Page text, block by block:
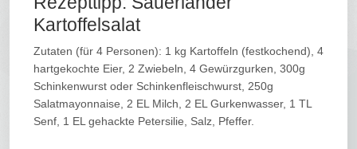
Kartoffelsalat
Zutaten (für 4 Personen): 1 kg Kartoffeln (festkochend), 4
hartgekochte Eier, 2 Zwiebeln, 4 Gewürzgurken, 300g
Schinkenwurst oder Schinkenfleischwurst, 250g
Salatmayonnaise, 2 EL Milch, 2 EL Gurkenwasser, 1 TL
Senf, 1 EL gehackte Petersilie, Salz, Pfeffer.